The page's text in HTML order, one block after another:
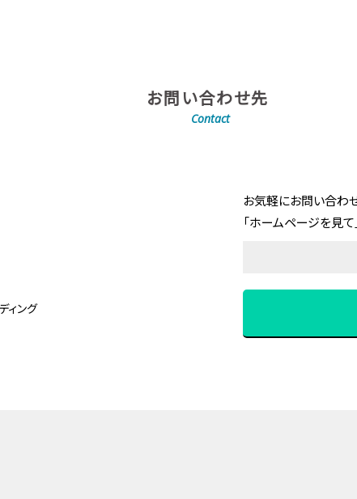
お問い合わせ先
Contact
お気軽にお問い合わせ
「ホームページを見
ング